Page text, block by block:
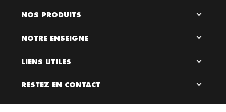
NOS PRODUITS
NOTRE ENSEIGNE
LIENS UTILES
RESTEZ EN CONTACT